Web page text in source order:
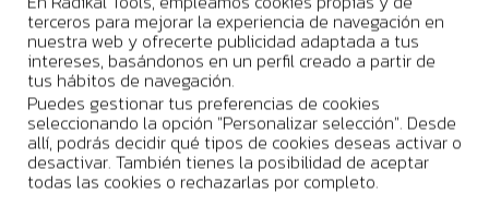
Añadir al carrito Añadir al carrito
-30%
terceros para mejorar la experiencia de navegación en
nuestra web y ofrecerte publicidad adaptada a tus
intereses, basándonos en un perfil creado a partir de
tus hábitos de navegación.
Puedes gestionar tus preferencias de cookies
seleccionando la opción "Personalizar selección". Desde
allí, podrás decidir qué tipos de cookies deseas activar o
desactivar. También tienes la posibilidad de aceptar
todas las cookies o rechazarlas por completo.